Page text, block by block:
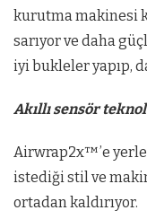
kurutma makinesi
sarıyor ve daha
iyi bukleler yapıp,
Akıllı sensör
Airwrap2x™’e
istediği stil ve
ortadan kaldırıyor.